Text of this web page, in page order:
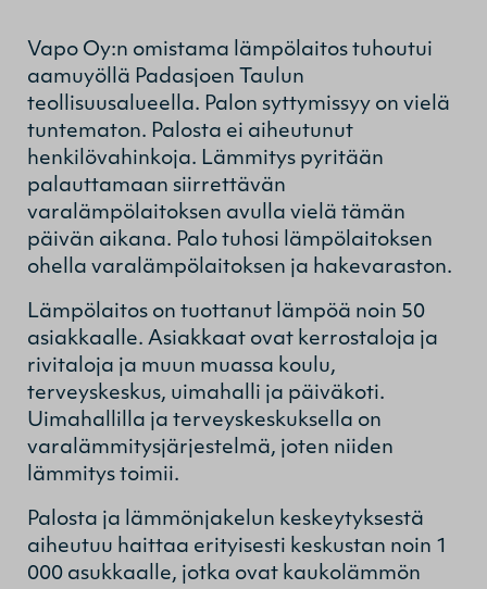
Vapo Oy:n omistama lämpölaitos tuhoutui
aamuyöllä Padasjoen Taulun
teollisuusalueella. Palon syttymissyy on vielä
tuntematon. Palosta ei aiheutunut
henkilövahinkoja. Lämmitys pyritään
palauttamaan siirrettävän
varalämpölaitoksen avulla vielä tämän
päivän aikana. Palo tuhosi lämpölaitoksen
ohella varalämpölaitoksen ja hakevaraston.
Lämpölaitos on tuottanut lämpöä noin 50
asiakkaalle. Asiakkaat ovat kerrostaloja ja
rivitaloja ja muun muassa koulu,
terveyskeskus, uimahalli ja päiväkoti.
Uimahallilla ja terveyskeskuksella on
varalämmitysjärjestelmä, joten niiden
lämmitys toimii.
Palosta ja lämmönjakelun keskeytyksestä
aiheutuu haittaa erityisesti keskustan noin 1
000 asukkaalle, jotka ovat kaukolämmön